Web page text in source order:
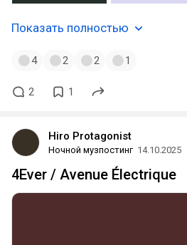
Показать полностью
4 2 2 1
2 1
Hiro Protagonist
Ночной музпостинг 14.10.2025
4Ever / Avenue Électrique